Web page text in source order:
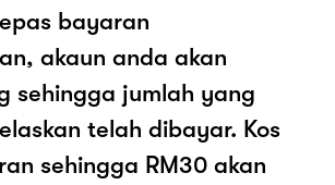
bayaran
akaun anda akan
sehingga jumlah yang
telah dibayar. Kos
sehingga RM30 akan